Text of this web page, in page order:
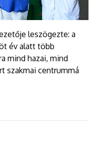
leszögezte: a
év alatt több
mind hazai, mind
szakmai centrummá